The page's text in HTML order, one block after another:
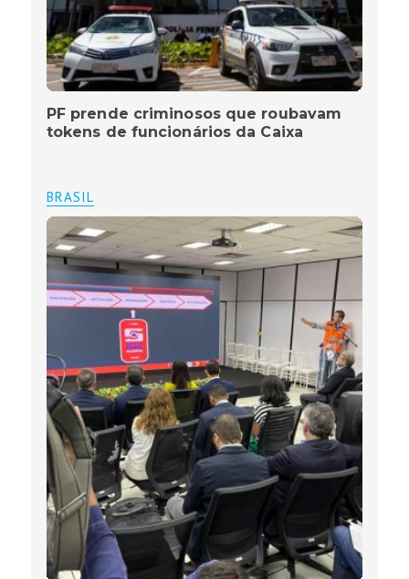
PF prende criminosos que roubavam
tokens de funcionários da Caixa
BRASIL